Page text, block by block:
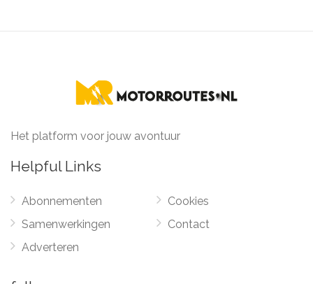
Het platform voor jouw avontuur
Helpful Links
Abonnementen
Samenwerkingen
Adverteren
Cookies
Contact